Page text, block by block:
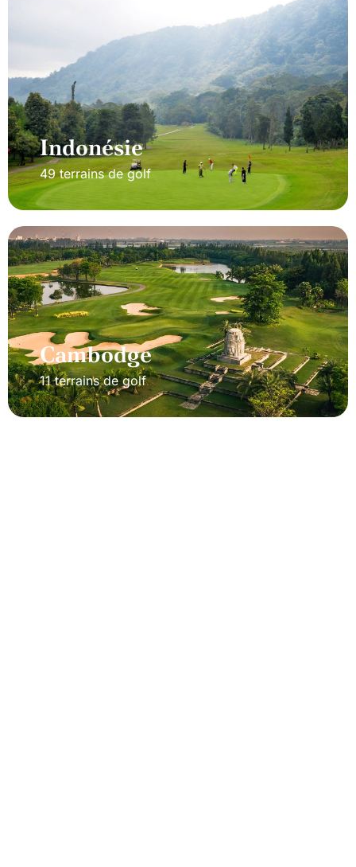
Indonésie
49 terrains de golf
Cambodge
11 terrains de golf